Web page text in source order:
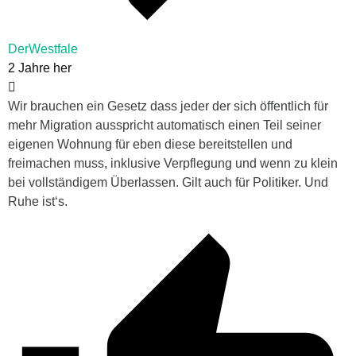
DerWestfale
2 Jahre her
Wir brauchen ein Gesetz dass jeder der sich öffentlich für
mehr Migration ausspricht automatisch einen Teil seiner
eigenen Wohnung für eben diese bereitstellen und
freimachen muss, inklusive Verpflegung und wenn zu klein
bei vollständigem Überlassen. Gilt auch für Politiker. Und
Ruhe ist‘s.